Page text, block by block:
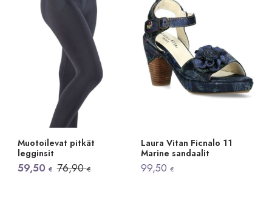
Muotoilevat pitkät
legginsit
76,90€
Alkuperäinen
hinta
59,50€
Nykyinen
hinta
Laura Vitan Ficnalo 11
Marine sandaalit
99,50 €